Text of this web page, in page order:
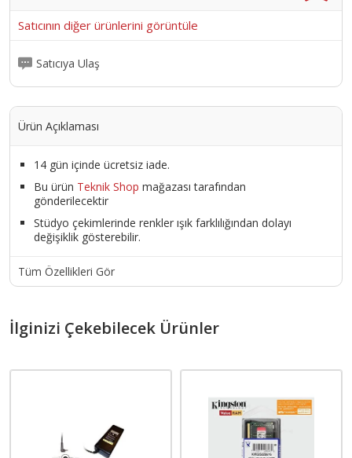
Satıcının diğer ürünlerini görüntüle
Satıcıya Ulaş
Ürün Açıklaması
14 gün içinde ücretsiz iade.
Bu ürün Teknik Shop mağazası tarafından
gönderilecektir
Stüdyo çekimlerinde renkler ışık farklılığından dolayı
değişiklik gösterebilir.
Tüm Özellikleri Gör
İlginizi Çekebilecek Ürünler